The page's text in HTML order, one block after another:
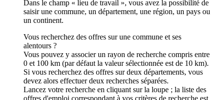
Dans le champ « lieu de travail », vous avez la possibilité de
saisir une commune, un département, une région, un pays ou
un continent.
Vous recherchez des offres sur une commune et ses
alentours ?
Vous pouvez y associer un rayon de recherche compris entre
0 et 100 km (par défaut la valeur sélectionnée est de 10 km).
Si vous recherchez des offres sur deux départements, vous
devez alors effectuer deux recherches séparées.
Lancez votre recherche en cliquant sur la loupe ; la liste des
offres d'emploi correspondant à vos critères de recherche est